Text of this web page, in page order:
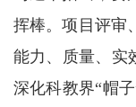
挥棒。项目评审
能力、质量、实
深化科教界“帽